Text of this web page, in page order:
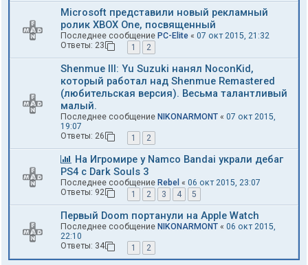
Microsoft представили новый рекламный
ролик XBOX One, посвященный
Последнее сообщение PC-Elite « 07 окт 2015, 21:32
Ответы: 23 1 2
Shenmue III: Yu Suzuki нанял NoconKid,
который работал над Shenmue Remastered
(любительская версия). Весьма талантливый
малый.
Последнее сообщение NIKONARMONT « 07 окт 2015,
19:07
Ответы: 26 1 2
На Игромире у Namco Bandai украли дебаг
PS4 с Dark Souls 3
Последнее сообщение Rebel « 06 окт 2015, 23:07
Ответы: 92 1 2 3 4 5
Первый Doom портанули на Apple Watch
Последнее сообщение NIKONARMONT « 06 окт 2015,
22:10
Ответы: 34 1 2